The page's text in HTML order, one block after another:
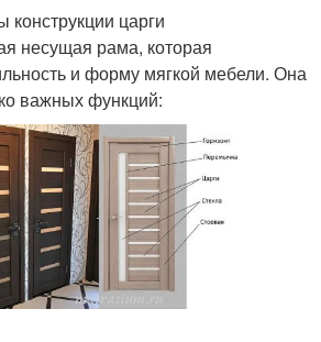
царги
несущая рама, которая
и форму мягкой мебели. Она
важных функций: